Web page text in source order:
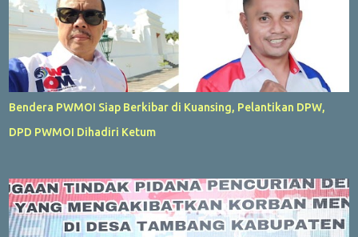
Bendera PWMOI Siap Berkibar di Kuansing, Pelantikan DPW,
DPD PWMOI Dihadiri Ketum